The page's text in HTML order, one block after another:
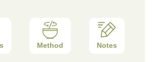
Method Notes